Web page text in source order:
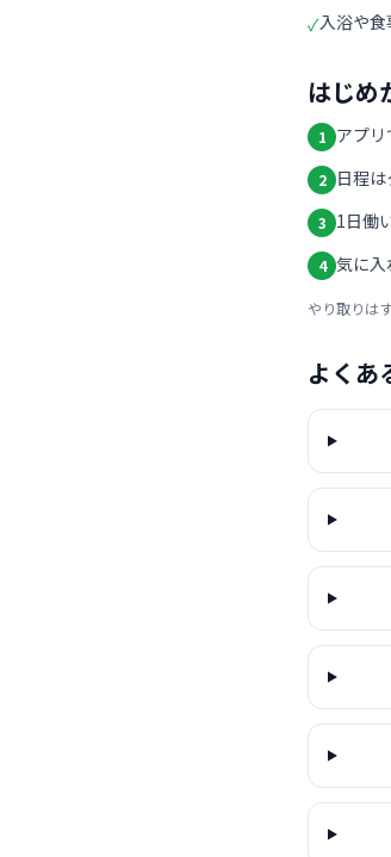
✓入浴や食
はじめ
1 アプ
2 日程
3 1日働
4 気に入
やり取りは
よくあ